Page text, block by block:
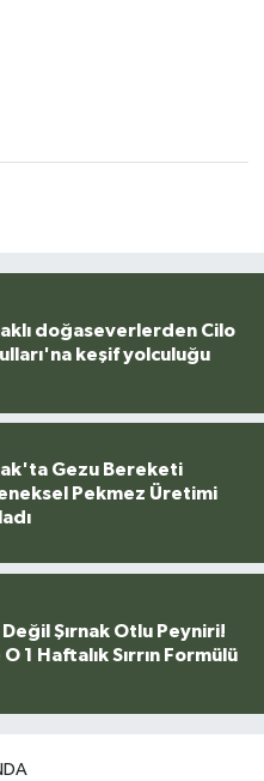
doğaseverlerden Cilo
keşif yolculuğu
Gezu Bereketi
Pekmez Üretimi
Değil Şırnak Otlu Peyniri!
O 1 Haftalık Sırrın Formülü